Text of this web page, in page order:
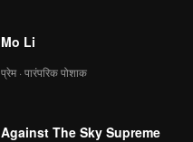
Mo Li
प्रेम · पारंपरिक पोशाक
Against The Sky Supreme